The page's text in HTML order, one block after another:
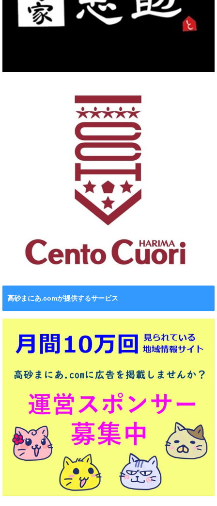
高砂まにあ.comが提供するサービス